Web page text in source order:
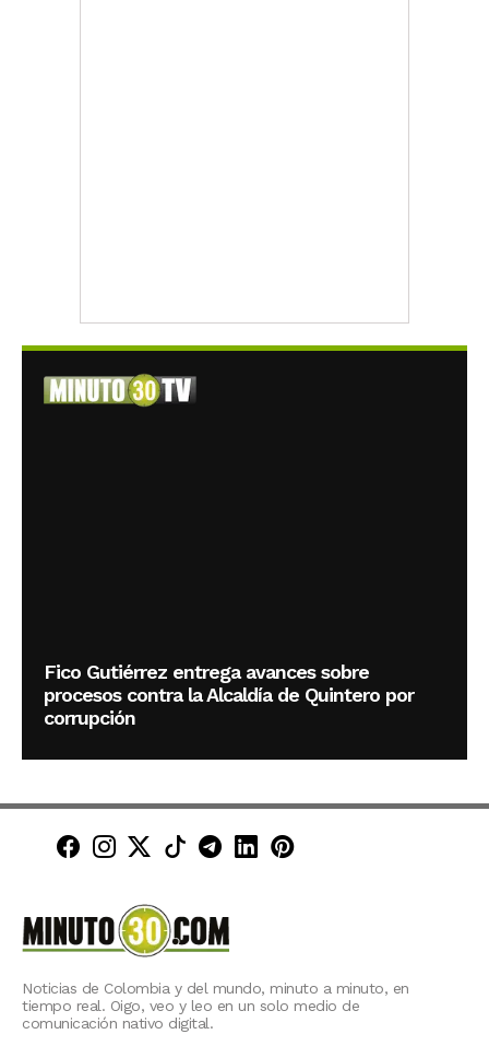
Fico Gutiérrez entrega avances sobre
procesos contra la Alcaldía de Quintero por
corrupción
Minuto30 en Facebook
Minuto30 en Instagram
Minuto30 en X (Twitter)
Minuto30 en TikTok
Canal de Minuto30 en
Minuto30 en LinkedIn
Minuto30 en
Noticias de Colombia y del mundo, minuto a minuto, en
tiempo real. Oigo, veo y leo en un solo medio de
comunicación nativo digital.